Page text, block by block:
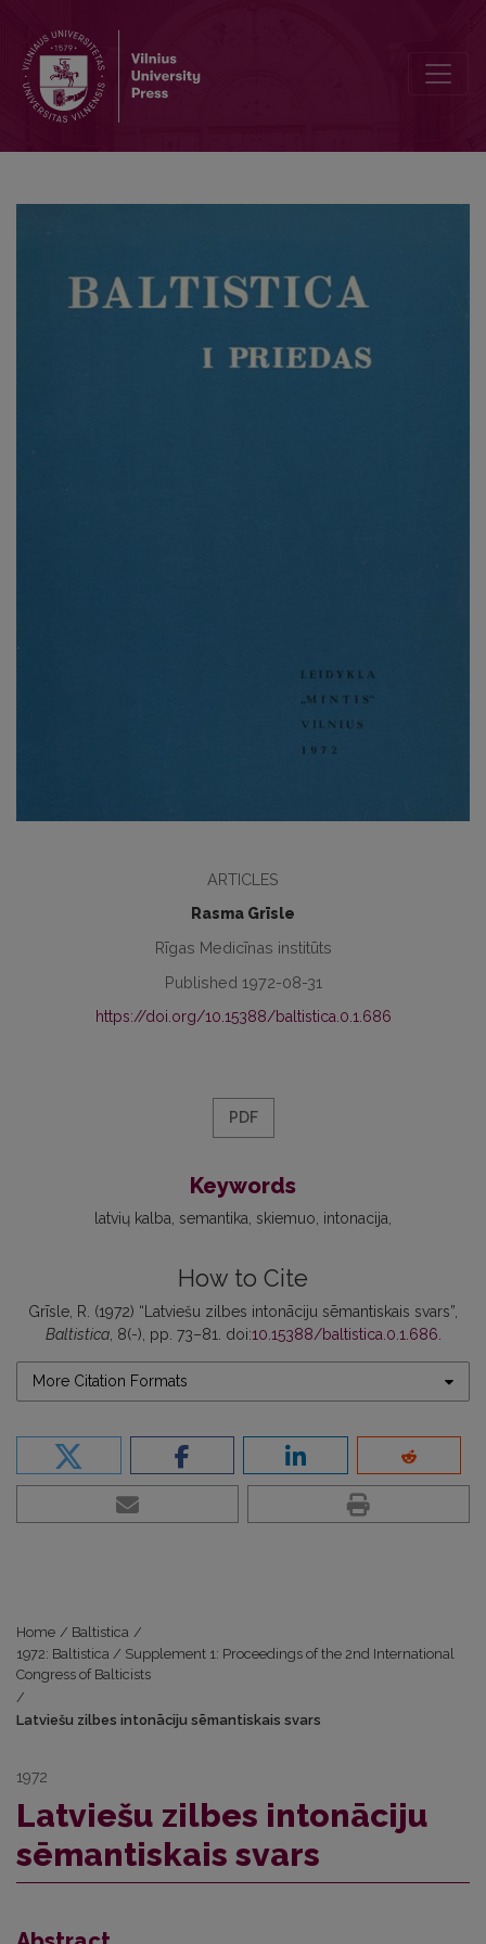
ARTICLES
Rasma Grīsle
Rīgas Medicīnas institūts
Published 1972-08-31
https://doi.org/10.15388/baltistica.0.1.686
PDF
Keywords
latvių kalba semantika skiemuo intonacija
How to Cite
Grīsle, R. (1972) “Latviešu zilbes intonāciju sēmantiskais svars”,
Baltistica, 8(-), pp. 73–81. doi:10.15388/baltistica.0.1.686
More Citation Formats
Home / Baltistica /
1972: Baltistica / Supplement 1: Proceedings of the 2nd International
Congress of Balticists
/
Latviešu zilbes intonāciju sēmantiskais svars
1972
Latviešu zilbes intonāciju
sēmantiskais svars